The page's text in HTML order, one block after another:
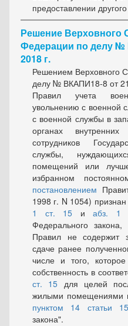
предоставлении
Решение Верховного
Федерации по делу №
2018 г.
Решением Верховного
делу № ВКАПИ18-8 от
Правил учета
увольнению с военной
с военной службы в
органах
сотрудников
службы,
помещений или
избранном
постановлением
1998 г. N 1054)
1 ст. 15 и абз. 1
Федерального закона,
Правил не содержит
сдаче ранее
числе и того,
собственность в
ст. 15 для целей
жилыми помещениями
пунктом 14 статьи 15
закона".